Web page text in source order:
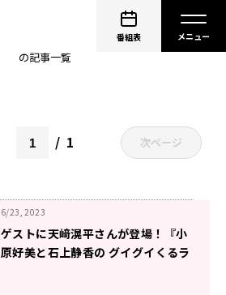
番組表
の記事一覧
1 次ページ
6/23, 2023
ゲストに天﨑滉平さんが登場！『小
原好美と石上静香の グイグイくるラ